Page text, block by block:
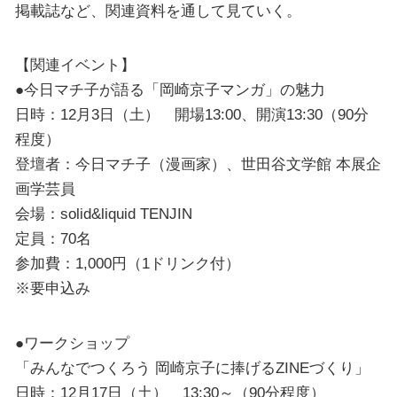
掲載誌など、関連資料を通して見ていく。
【関連イベント】
●今日マチ子が語る「岡崎京子マンガ」の魅力
日時：12月3日（土） 開場13:00、開演13:30（90分
程度）
登壇者：今日マチ子（漫画家）、世田谷文学館 本展企
画学芸員
会場：solid&liquid TENJIN
定員：70名
参加費：1,000円（1ドリンク付）
※要申込み
●ワークショップ
「みんなでつくろう 岡崎京子に捧げるZINEづくり」
日時：12月17日（土） 13:30～（90分程度）